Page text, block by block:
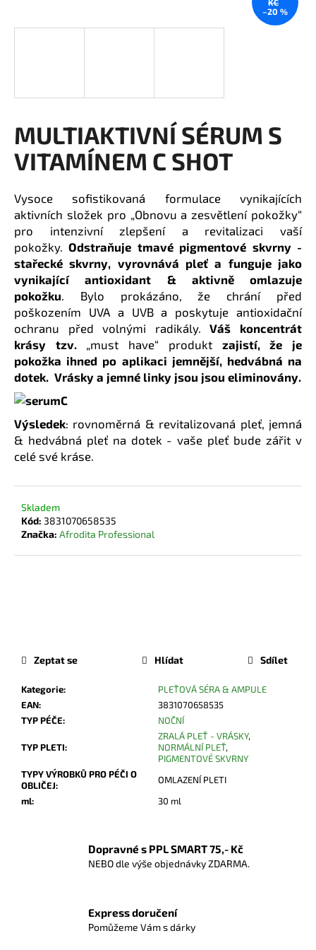
MULTIAKTIVNÍ SÉRUM S
VITAMÍNEM C SHOT
Vysoce sofistikovaná formulace vynikajících
aktivních složek pro
„Obnovu a zesvětlení pokožky“
pro intenzivní zlepšení a revitalizaci vaší
pokožky. Odstraňuje tmavé pigmentové skvrny -
stařecké skvrny, vyrovnává pleť a funguje jako
vynikající antioxidant & aktivně omlazuje
pokožku . Bylo prokázáno, že chrání před
poškozením UVA a UVB a poskytuje antioxidační
ochranu před volnými radikály.
Váš koncentrát
krásy tzv. „must have“ produkt zajistí, že je
pokožka ihned po aplikaci jemnější, hedvábná na
dotek. Vrásky a jemné linky jsou jsou eliminovány.
Výsledek: rovnoměrná & revitalizovaná pleť, jemná
& hedvábná pleť na dotek - vaše pleť bude zářit v
celé své kráse.
Skladem
Kód: 3831070658535
Značka: Afrodita Professional
Kategorie:
PLEŤOVÁ SÉRA & AMPULE
EAN:
3831070658535
TYP PÉČE: NOČNÍ
TYP PLETI:
ZRALÁ PLEŤ - VRÁSKY,
NORMÁLNÍ PLEŤ,
PIGMENTOVÉ SKVRNY
TYPY VÝROBKŮ PRO PÉČI O
OBLIČEJ:
OMLAZENÍ PLETI
ml: 30 ml
Zeptat se Hlídat Sdílet
–20 %
Dopravné s PPL SMART 75,- Kč
NEBO dle výše objednávky ZDARMA.
Express doručení
Pomůžeme Vám s dárky
HLEDAT
D
o
p
o
r
u
č
u
j
e
m
e